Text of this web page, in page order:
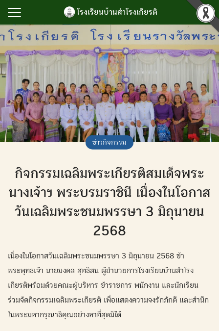
content
โรงเรียนบ้านสำโรงเกียรติ
รงเกียรติ
กียรติยศ
กรรม
นับสนุนการบริหาร
รสนเทศ
Search
for:
ข่าวกิจกรรม
กิจกรรมเฉลิมพระเกียรติสมเด็จพระ
นางเจ้าฯ พระบรมราชินี เนื่องในโอกาส
วันเฉลิมพระชนมพรรษา 3 มิถุนายน
2568
เนื่องในโอกาสวันเฉลิมพระชนมพรรษา 3 มิถุนายน 2568 ข้า
พระพุทธเจ้า นายมงคล สุทธิสน ผู้อำนวยการโรงเรียนบ้านสำโรง
เกียรติพร้อมด้วยคณะผู้บริหาร ข้าราชการ พนักงาน และนักเรียน
ร่วมจัดกิจกรรมเฉลิมพระเกียรติ เพื่อแสดงความจงรักภักดี และสำนึก
ในพระมหากรุณาธิคุณอย่างหาที่สุดมิได้